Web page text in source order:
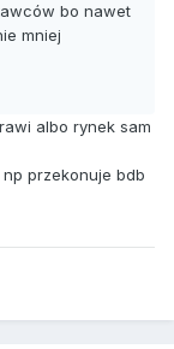
bo nawet
mniej
albo rynek sam
przekonuje bdb